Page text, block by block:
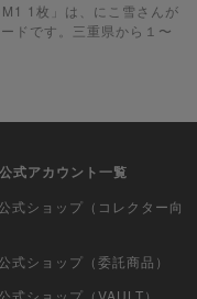
1枚」は、にこ雪さんが
ドです。三重県から１〜
式アカウント一覧
式ショップ（コレクター向
式ショップ（委託商品）